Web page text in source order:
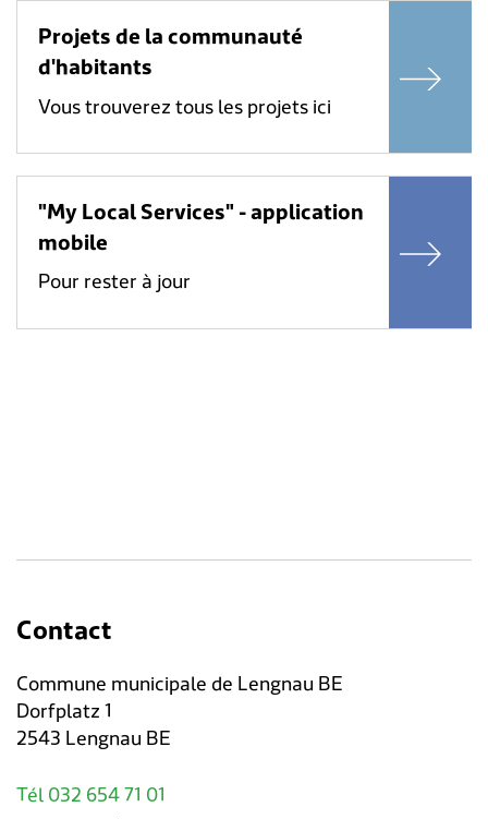
Projets de la communauté
d'habitants
Vous trouverez tous les projets ici
"My Local Services" - application
mobile
Pour rester à jour
Contact
Commune municipale de Lengnau BE
Dorfplatz 1
2543 Lengnau BE
Tél 032 654 71 01